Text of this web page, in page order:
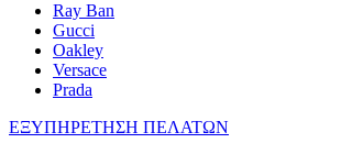
Ray Ban
Gucci
Oakley
Versace
Prada
ΕΞΥΠΗΡΕΤΗΣΗ ΠΕΛΑΤΩΝ